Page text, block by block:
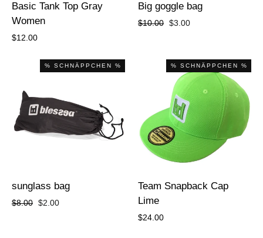
Basic Tank Top Gray
Women
$12.00
Big goggle bag
Regular
$10.00 Sale
$3.00
% SCHNÄPPCHEN %
sunglass bag
Regular
$8.00 Sale
$2.00
% SCHNÄPPCHEN %
Team Snapback Cap
Lime
$24.00